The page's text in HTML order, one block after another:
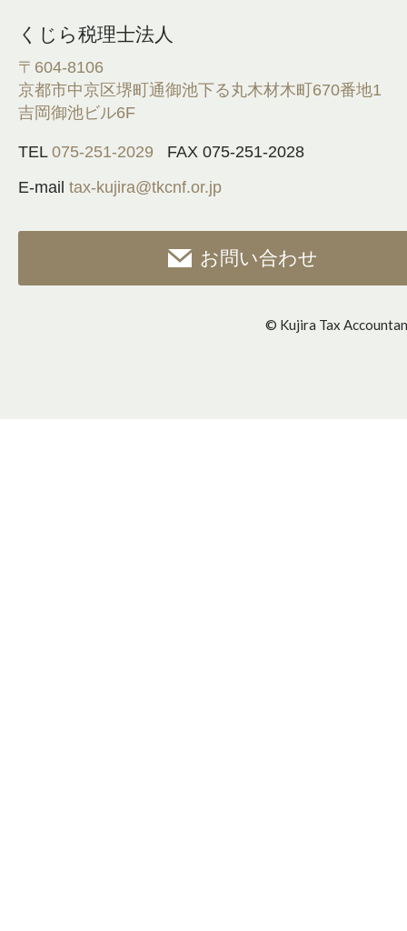
くじら税理士法人
〒604-8106
京都市中京区堺町通御池下る丸木材木町670番地1
吉岡御池ビル6F
TEL 075-251-2029 FAX 075-251-2028
E-mail tax-kujira@tkcnf.or.jp
お問い合わせ
© Kujira Tax